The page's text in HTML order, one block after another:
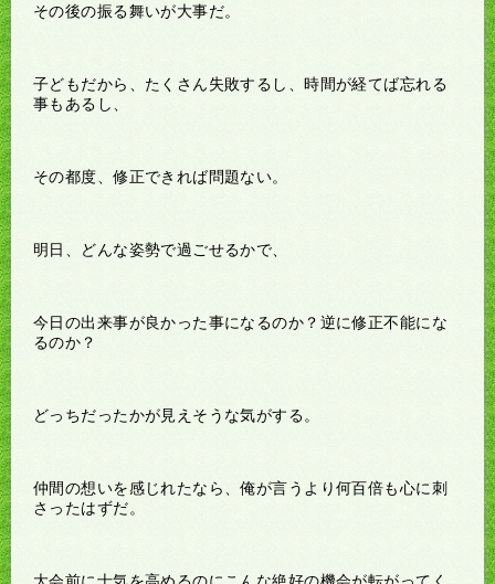
その後の振る舞いが大事だ。
子どもだから、たくさん失敗するし、時間が経てば忘れる
事もあるし、
その都度、修正できれば問題ない。
明日、どんな姿勢で過ごせるかで、
今日の出来事が良かった事になるのか？逆に修正不能にな
るのか？
どっちだったかが見えそうな気がする。
仲間の想いを感じれたなら、俺が言うより何百倍も心に刺
さったはずだ。